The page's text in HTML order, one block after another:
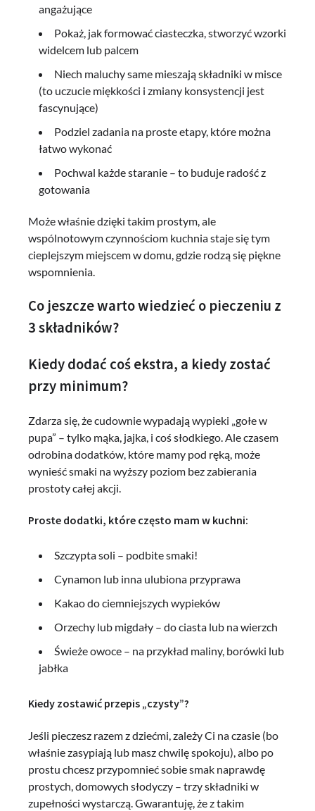
angażujące
Pokaż, jak formować ciasteczka, stworzyć wzorki
widelcem lub palcem
Niech maluchy same mieszają składniki w misce
(to uczucie miękkości i zmiany konsystencji jest
fascynujące)
Podziel zadania na proste etapy, które można
łatwo wykonać
Pochwal każde staranie – to buduje radość z
gotowania
Może właśnie dzięki takim prostym, ale
wspólnotowym czynnościom kuchnia staje się tym
cieplejszym miejscem w domu, gdzie rodzą się piękne
wspomnienia.
Co jeszcze warto wiedzieć o pieczeniu z
3 składników?
Kiedy dodać coś ekstra, a kiedy zostać
przy minimum?
Zdarza się, że cudownie wypadają wypieki „gołe w
pupa” – tylko mąka, jajka, i coś słodkiego. Ale czasem
odrobina dodatków, które mamy pod ręką, może
wynieść smaki na wyższy poziom bez zabierania
prostoty całej akcji.
Proste dodatki, które często mam w kuchni:
Szczypta soli – podbite smaki!
Cynamon lub inna ulubiona przyprawa
Kakao do ciemniejszych wypieków
Orzechy lub migdały – do ciasta lub na wierzch
Świeże owoce – na przykład maliny, borówki lub
jabłka
Kiedy zostawić przepis „czysty”?
Jeśli pieczesz razem z dziećmi, zależy Ci na czasie (bo
właśnie zasypiają lub masz chwilę spokoju), albo po
prostu chcesz przypomnieć sobie smak naprawdę
prostych, domowych słodyczy – trzy składniki w
zupełności wystarczą. Gwarantuję, że z takim